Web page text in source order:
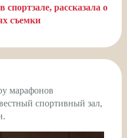
рассказала о
съемки
марафонов
спортивный зал,